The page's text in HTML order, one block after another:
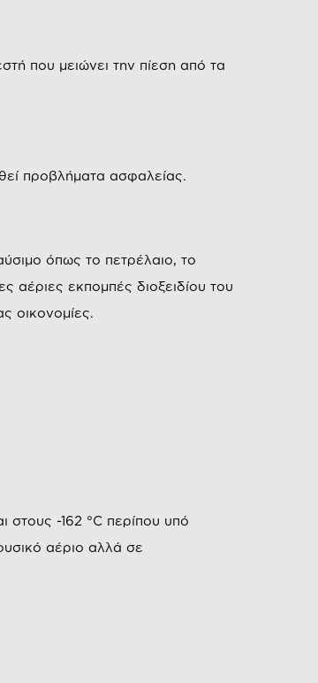
που μειώνει την πίεση από τα
προβλήματα ασφαλείας.
όπως το πετρέλαιο, το
αέριες εκπομπές διοξειδίου του
οικονομίες.
-162 °C περίπου υπό
αέριο αλλά σε